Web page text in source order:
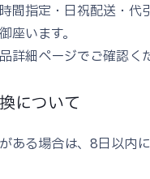
間指定・日祝配送・代
座います。
詳細ページでご確認く
について
ある場合は、8日以内